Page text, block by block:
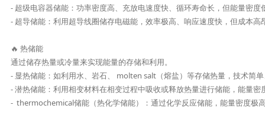
- 超级电容器储能：功率密度高、充放电速度快、循环寿命长，但能量密
- 超导储能：利用超导线圈储存电磁能，效率极高、响应速度快，但成本
🔥 热储能
通过储存热量或冷量来实现能量的存储和利用。
- 显热储能：如利用水、岩石、 molten salt（熔盐）等存储热量，技术简
- 潜热储能：利用相变材料在相变过程中吸收或释放热量进行储能，能量
-  thermochemical储能（热化学储能）：通过化学反应储能，能量密度极